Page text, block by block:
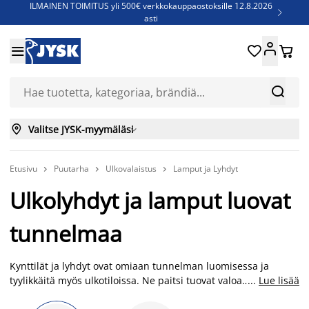
ILMAINEN TOIMITUS yli 500€ verkkokauppaostoksille 12.8.2026
asti

Jenkkisänkyjä - Säästä jopa 60%


 
 Valitse JYSK-myymäläsi
Etusivu  Puutarha  Ulkovalaistus  Lamput ja Lyhdyt
Ulkolyhdyt ja lamput luovat
tunnelmaa
Kynttilät ja lyhdyt ovat omiaan tunnelman luomisessa ja
tyylikkäitä myös ulkotiloissa. Ne paitsi tuovat valoa ... Lue lisää